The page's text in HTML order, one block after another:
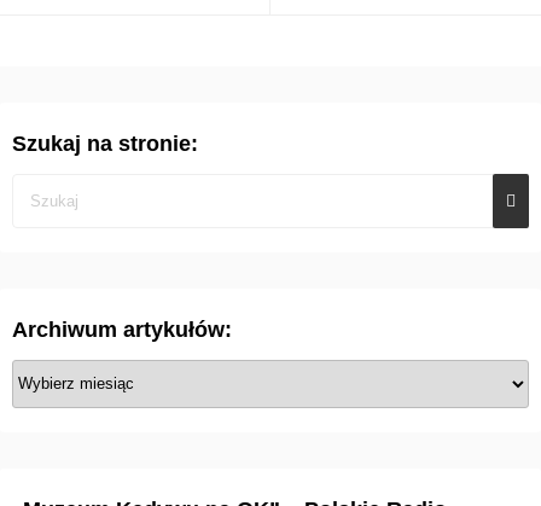
Szukaj na stronie:
Archiwum artykułów:
A
r